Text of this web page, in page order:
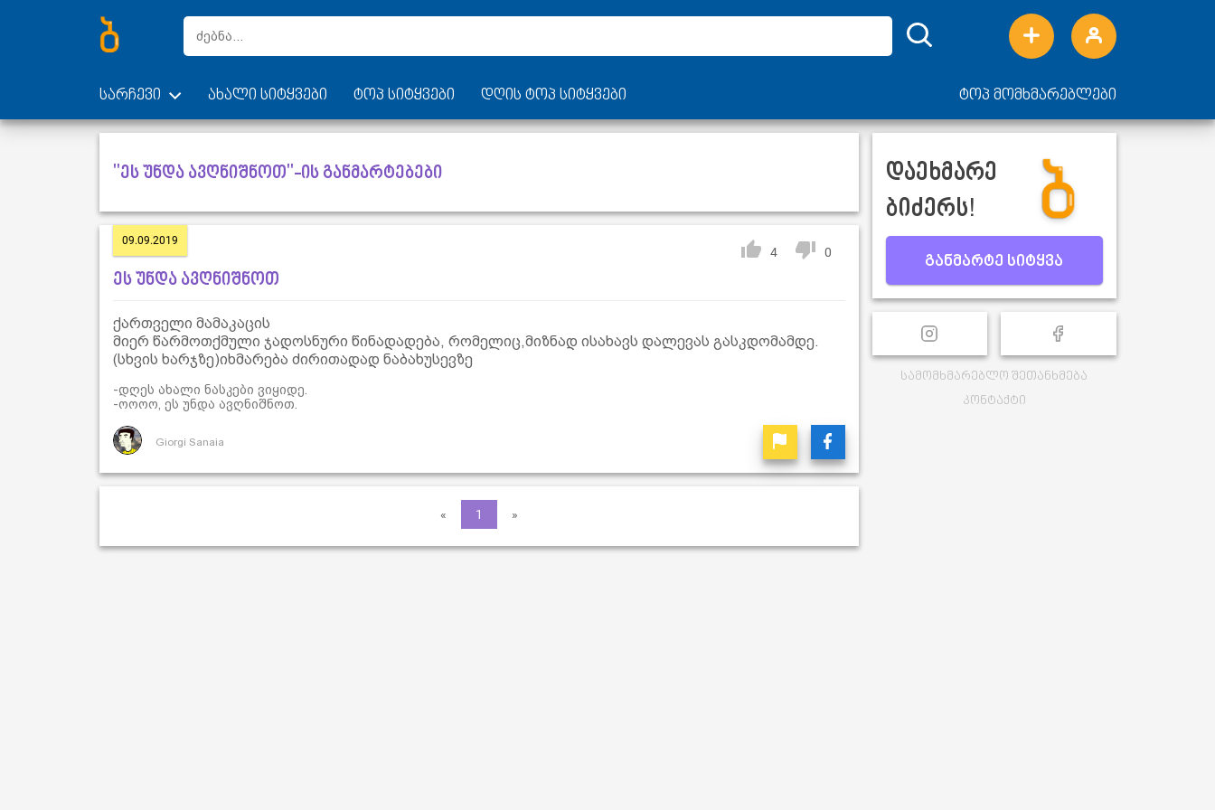
სარჩევი ახალი სიტყვები ტოპ სიტყვები დღის ტოპ სიტყვები ტოპ მომხმარებლები
"ეს უნდა ავღნიშნოთ"-ის განმარტებები
09.09.2019
4 0
ეს უნდა ავღნიშნოთ
ქართველი მამაკაცის
მიერ წარმოთქმული ჯადოსნური წინადადება, რომელიც,მიზნად ისახავს დალევას გასკდომამდე.
(სხვის ხარჯზე)იხმარება ძირითადად ნაბახუსევზე
-დღეს ახალი ნასკები ვიყიდე.
-ოოოო, ეს უნდა ავღნიშნოთ.
Giorgi Sanaia
« 1 »
დაეხმარე
ბიძერს!
განმარტე სიტყვა
სამომხმარებლო შეთანხმება
კონტაქტი